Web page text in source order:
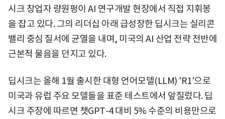
시크 창업자 량원펑이 AI 연구개발 현장에서 직접 지휘봉
을 잡고 있다. 그의 리더십 아래 급성장한 딥시크는 실리콘
밸리 중심 질서에 균열을 내며, 미국의 AI 산업 전략 전반에
근본적 물음을 던지고 있다.
딥시크는 올해 1월 출시한 대형 언어모델(LLM) 'R1'으로
미국과 유럽 주요 모델들을 표준 테스트에서 앞질렀다. 딥
시크 주장에 따르면 챗GPT-4 대비 5% 수준의 비용만으로